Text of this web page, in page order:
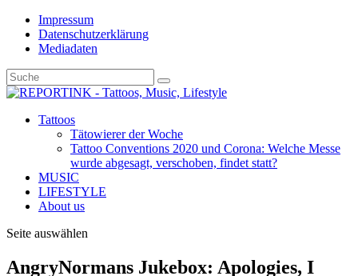
Impressum
Datenschutzerklärung
Mediadaten
Tattoos
Tätowierer der Woche
Tattoo Conventions 2020 und Corona: Welche Messe
wurde abgesagt, verschoben, findet statt?
MUSIC
LIFESTYLE
About us
Seite auswählen
AngryNormans Jukebox: Apologies, I